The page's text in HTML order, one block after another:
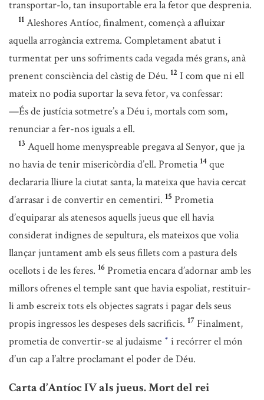
transportar-lo, tan insuportable era la fetor que desprenia.
11 Aleshores Antíoc, finalment, començà a afluixar
aquella arrogància extrema. Completament abatut i
turmentat per uns sofriments cada vegada més grans, anà
prenent consciència del càstig de Déu. 12 I com que ni ell
mateix no podia suportar la seva fetor, va confessar:
—És de justícia sotmetre’s a Déu i, mortals com som,
renunciar a fer-nos iguals a ell.
13 Aquell home menyspreable pregava al Senyor, que ja
no havia de tenir misericòrdia d’ell. Prometia 14 que
declararia lliure la ciutat santa, la mateixa que havia cercat
d’arrasar i de convertir en cementiri. 15 Prometia
d’equiparar als atenesos aquells jueus que ell havia
considerat indignes de sepultura, els mateixos que volia
llançar juntament amb els seus fillets com a pastura dels
ocellots i de les feres. 16 Prometia encara d’adornar amb les
millors ofrenes el temple sant que havia espoliat, restituir-
li amb escreix tots els objectes sagrats i pagar dels seus
propis ingressos les despeses dels sacrificis. 17 Finalment,
prometia de convertir-se al judaisme * i recórrer el món
d’un cap a l’altre proclamant el poder de Déu.
Carta d’Antíoc IV als jueus. Mort del rei